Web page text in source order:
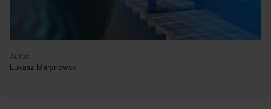
Autor:
Łukasz Marynowski